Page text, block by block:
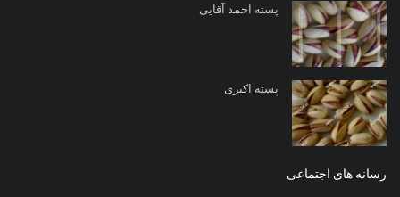
پسته احمد آقایی
پسته اکبری
رسانه های اجتماعی